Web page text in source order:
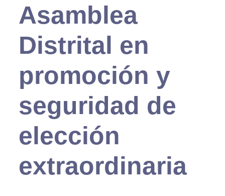
Asamblea
Distrital en
promoción y
seguridad de
elección
extraordinaria